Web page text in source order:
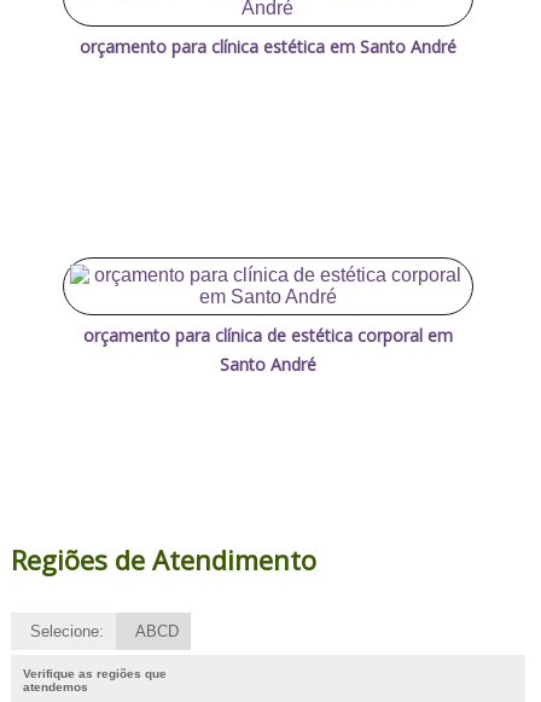
orçamento para clínica estética em Santo André
orçamento para clínica de estética corporal em
Santo André
Regiões de Atendimento
Selecione: ABCD
Verifique as regiões que
atendemos